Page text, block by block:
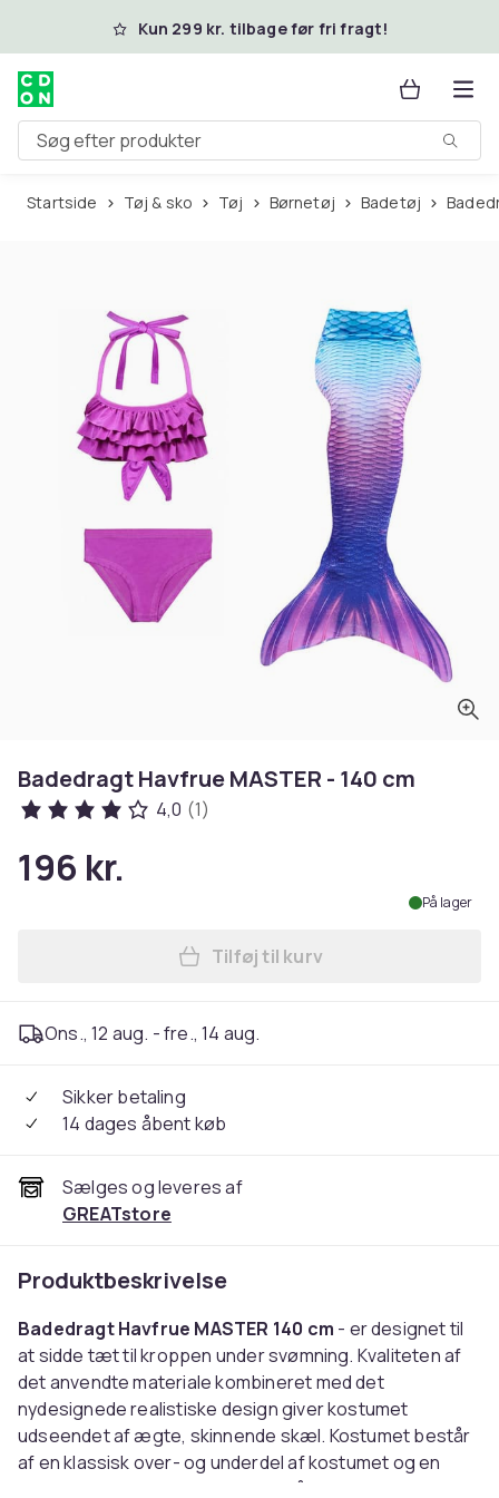
Spring til hovedindhold
Kun 299 kr. tilbage før fri fragt!
Søg efter produkter
Startside Tøj & sko Tøj Børnetøj Badetøj
Badedragt Havfrue MASTER - 140 cm
4,0 (1)
196 kr.
På lager
Læg Badedragt Havfrue
Tilføj til kurv
Ons., 12 aug. - fre., 14 aug.
Sikker betaling
14 dages åbent køb
Sælges og leveres af
GREATstore
Produktbeskrivelse
Badedragt Havfrue MASTER 140 cm - er designet til
at sidde tæt til kroppen under svømning. Kvaliteten af
det anvendte materiale kombineret med det
nydesignede realistiske design giver kostumet
udseendet af ægte, skinnende skæl. Kostumet består
af en klassisk over- og underdel af kostumet og en
imiteret havfruehale. Det kan også bruges til